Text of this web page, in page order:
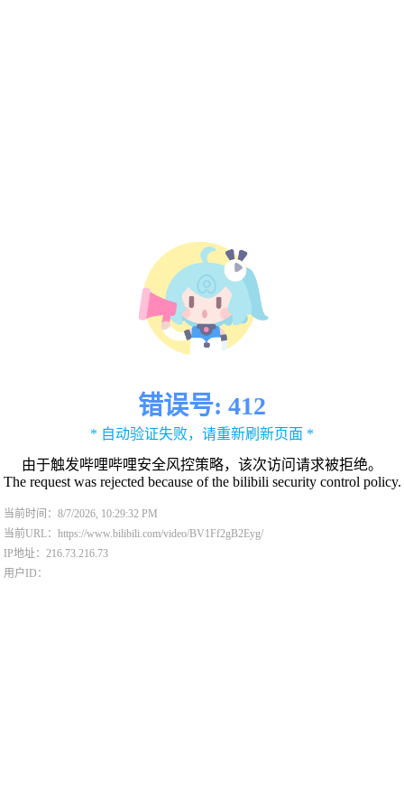
错误号: 412
* 自动验证失败，请重新刷新页面 *
由于触发哔哩哔哩安全风控策略，该次访问请求被拒绝。
The request was rejected because of the bilibili security control policy.
当前时间：8/7/2026, 10:29:32 PM
当前URL：https://www.bilibili.com/video/BV1Ff2gB2Eyg/
IP地址：216.73.216.73
用户ID：